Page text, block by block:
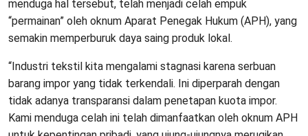
menduga hal tersebut, telah menjadi celah empuk
“permainan” oleh oknum Aparat Penegak Hukum (APH), yang
semakin memperburuk daya saing produk lokal.
“Industri tekstil kita mengalami stagnasi karena serbuan
barang impor yang tidak terkendali. Ini diperparah dengan
tidak adanya transparansi dalam penetapan kuota impor.
Kami menduga celah ini telah dimanfaatkan oleh oknum APH